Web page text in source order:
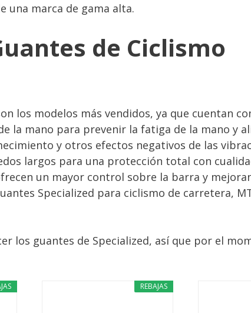
una marca de gama alta.
de Ciclismo
los modelos más vendidos, ya que cuentan
la mano para prevenir la fatiga de la mano y
y otros efectos negativos de las
largos para una protección total con
un mayor control sobre la barra y
Specialized para ciclismo de carretera,
los guantes de Specialized, así que por el
REBAJAS